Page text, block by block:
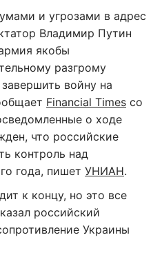
и угрозами в адрес
Владимир Путин
якобы
разгрому
войну на
Financial Times со
о ходе
что российские
контроль над
года, пишет УНИАН.
к концу, но это все
российский
Украины